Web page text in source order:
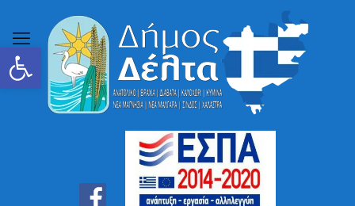
Ανοίξτε τη γραμμή εργαλείων